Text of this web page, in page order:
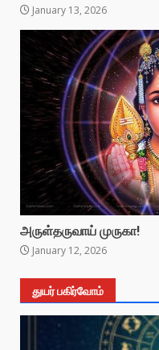
January 13, 2026
அருள்தருவாய் முருகா!
January 12, 2026
துயர் பகிர்வோம்